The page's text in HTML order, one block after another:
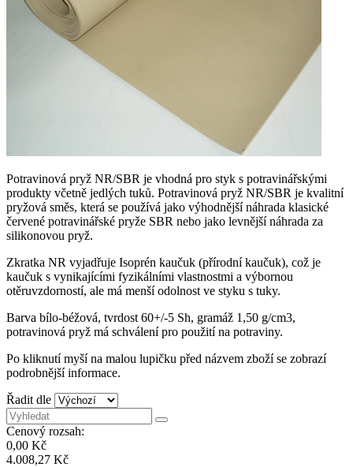
Potravinová pryž NR/SBR je vhodná pro styk s potravinářskými
produkty včetně jedlých tuků. Potravinová pryž NR/SBR je kvalitní
pryžová směs, která se používá jako výhodnější náhrada klasické
červené potravinářské pryže SBR nebo jako levnější náhrada za
silikonovou pryž.
Zkratka NR vyjadřuje Isoprén kaučuk (přírodní kaučuk), což je
kaučuk s vynikajícími fyzikálními vlastnostmi a výbornou
otěruvzdorností, ale má menší odolnost ve styku s tuky.
Barva bílo-béžová, tvrdost 60+/-5 Sh, gramáž 1,50 g/cm3,
potravinová pryž má schválení pro použití na potraviny.
Po kliknutí myší na malou lupičku před názvem zboží se zobrazí
podrobnější informace.
Řadit dle
Cenový rozsah:
0,00 Kč
4.008,27 Kč